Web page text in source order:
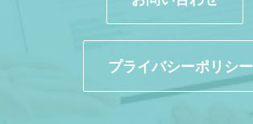
プライバシーポリシー